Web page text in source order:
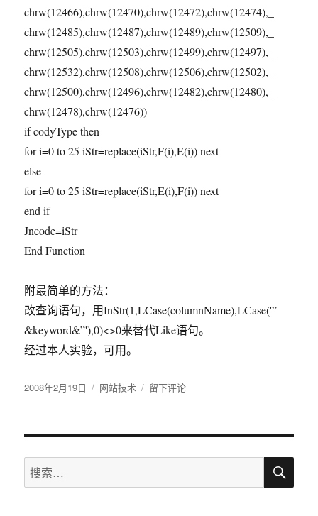
chrw(12466),chrw(12470),chrw(12472),chrw(12474),_
chrw(12485),chrw(12487),chrw(12489),chrw(12509),_
chrw(12505),chrw(12503),chrw(12499),chrw(12497),_
chrw(12532),chrw(12508),chrw(12506),chrw(12502),_
chrw(12500),chrw(12496),chrw(12482),chrw(12480),_
chrw(12478),chrw(12476))
if codyType then
for i=0 to 25 iStr=replace(iStr,F(i),E(i)) next
else
for i=0 to 25 iStr=replace(iStr,E(i),F(i)) next
end if
Jncode=iStr
End Function
附最简单的方法：
改查询语句，用InStr(1,LCase(columnName),LCase('”
&keyword&”'),0)<>0来替代Like语句。
经过本人实验，可用。
发
2008年2月19日
分
网站技术
于
日
片
名
留下评论
搜
索：
搜